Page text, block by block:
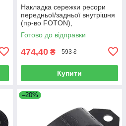
Накладка сережки ресори
передньої/задньої внутрішня
(пр-во FOTON),
L1292150200A0
Готово до відправки
474,40 ₴ 593 ₴
Купити
–20%